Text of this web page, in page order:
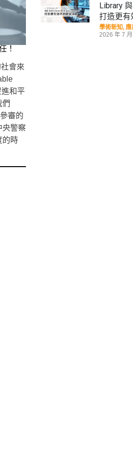
！
會來
和平
們
審的
央警察
的時
Library
打造更有
學術新知, 應
2026 年 7 月